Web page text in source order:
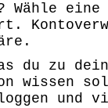
eine
du zu
wissen
und